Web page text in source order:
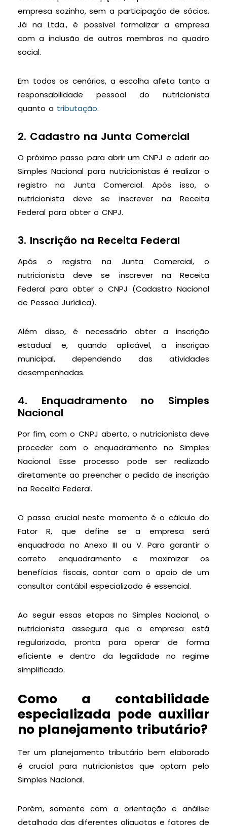
empresa sozinho, sem a participação de sócios.
Já na Ltda., é possível formalizar a empresa
com a inclusão de outros membros no quadro
social.
Em todos os cenários, a escolha afeta tanto a
responsabilidade pessoal do nutricionista
quanto a tributação.
2. Cadastro na Junta Comercial
O próximo passo para abrir um CNPJ e aderir ao
Simples Nacional para nutricionistas é realizar o
registro na Junta Comercial. Após isso, o
nutricionista deve se inscrever na Receita
Federal para obter o CNPJ.
3. Inscrição na Receita Federal
Após o registro na Junta Comercial, o
nutricionista deve se inscrever na Receita
Federal para obter o CNPJ (Cadastro Nacional
de Pessoa Jurídica).
Além disso, é necessário obter a inscrição
estadual e, quando aplicável, a inscrição
municipal, dependendo das atividades
desempenhadas.
4. Enquadramento no Simples
Nacional
Por fim, com o CNPJ aberto, o nutricionista deve
proceder com o enquadramento no Simples
Nacional. Esse processo pode ser realizado
diretamente ao preencher o pedido de inscrição
na Receita Federal.
O passo crucial neste momento é o cálculo do
Fator R, que define se a empresa será
enquadrada no Anexo III ou V. Para garantir o
correto enquadramento e maximizar os
benefícios fiscais, contar com o apoio de um
consultor contábil especializado é essencial.
Ao seguir essas etapas no Simples Nacional, o
nutricionista assegura que a empresa está
regularizada, pronta para operar de forma
eficiente e dentro da legalidade no regime
simplificado.
Como a contabilidade
especializada pode auxiliar
no planejamento tributário?
Ter um planejamento tributário bem elaborado
é crucial para nutricionistas que optam pelo
Simples Nacional.
Porém, somente com a orientação e análise
detalhada das diferentes alíquotas e fatores de